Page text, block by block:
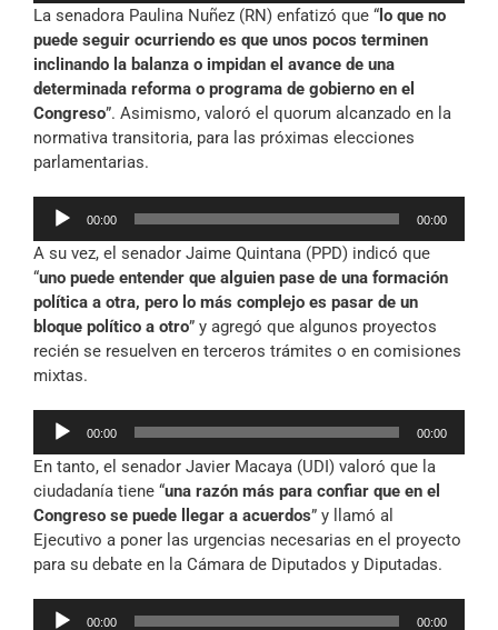
audio
La senadora Paulina Nuñez (RN) enfatizó que “ lo que no
puede seguir ocurriendo es que unos pocos terminen
inclinando la balanza o impidan el avance de una
determinada reforma o programa de gobierno en el
Congreso”. Asimismo, valoró el quorum alcanzado en la
normativa transitoria, para las próximas elecciones
parlamentarias.
Reproductor
audio
00:00 00:00
A su vez, el senador Jaime Quintana (PPD) indicó que
“uno puede entender que alguien pase de una formación
política a otra, pero lo más complejo es pasar de un
bloque político a otro” y agregó que algunos proyectos
recién se resuelven en terceros trámites o en comisiones
mixtas.
Reproductor
audio
00:00 00:00
En tanto, el senador Javier Macaya (UDI) valoró que la
ciudadanía tiene “una razón más para confiar que en el
Congreso se puede llegar a acuerdos” y llamó al
Ejecutivo a poner las urgencias necesarias en el proyecto
para su debate en la Cámara de Diputados y Diputadas.
Reproductor
00:00 00:00